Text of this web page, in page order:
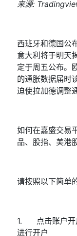
来源: Trading
西班牙和德国公
意大利将于明天
定于周五公布。
的通胀数据届时
迫使拉加德调整
如何在嘉盛交易
品、股指、美港股
请按照以下简单
1. 点击账户
进行开户